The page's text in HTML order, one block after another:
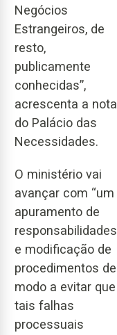
Negócios
Estrangeiros, de
resto,
publicamente
conhecidas”,
acrescenta a nota
do Palácio das
Necessidades.
O ministério vai
avançar com “um
apuramento de
responsabilidades
e modificação de
procedimentos de
modo a evitar que
tais falhas
processuais